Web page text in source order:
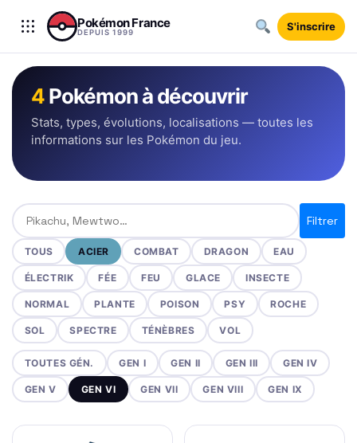
Aller au contenu
Pokémon France
DEPUIS 1999 S'inscrire
4Pokémon à découvrir
Stats, types, évolutions, localisations — toutes les
informations sur les Pokémon du jeu.
Rechercher un Pokémon
Filtrer
TOUS ACIER COMBAT DRAGON EAU
ÉLECTRIK FÉE FEU GLACE INSECTE
NORMAL PLANTE POISON PSY ROCHE
SOL SPECTRE TÉNÈBRES VOL
TOUTES GÉN. GEN I GEN II GEN III GEN IV
GEN V GEN VI GEN VII GEN VIII GEN IX